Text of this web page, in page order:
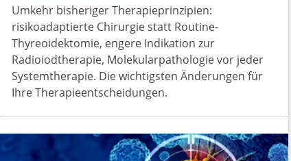
Umkehr bisheriger Therapieprinzipien:
risikoadaptierte Chirurgie statt Routine-
Thyreoidektomie, engere Indikation zur
Radioiodtherapie, Molekularpathologie vor jeder
Systemtherapie. Die wichtigsten Änderungen für
Ihre Therapieentscheidungen.